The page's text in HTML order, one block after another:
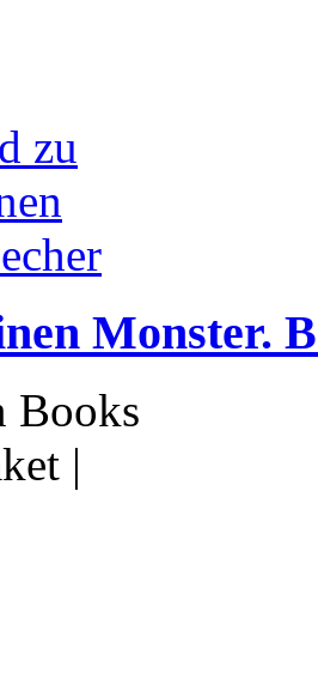
Monster.
Books
|